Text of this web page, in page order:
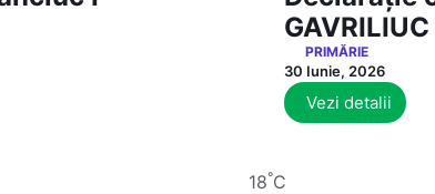
GAVRILIUC
PRIMĂRIE
30 Iunie, 2026
Vezi detalii
18°C